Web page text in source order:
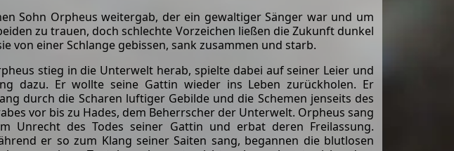
Sohn Orpheus weitergab, der ein gewaltiger Sänger war und um
zu trauen, doch schlechte Vorzeichen ließen die Zukunft dunkel
von einer Schlange gebissen, sank zusammen und starb.
stieg in die Unterwelt herab, spielte dabei auf seiner Leier und
dazu. Er wollte seine Gattin wieder ins Leben zurückholen. Er
durch die Scharen luftiger Gebilde und die Schemen jenseits des
vor bis zu Hades, dem Beherrscher der Unterwelt. Orpheus sang
Unrecht des Todes seiner Gattin und erbat deren Freilassung.
er so zum Klang seiner Saiten sang, begannen die blutlosen